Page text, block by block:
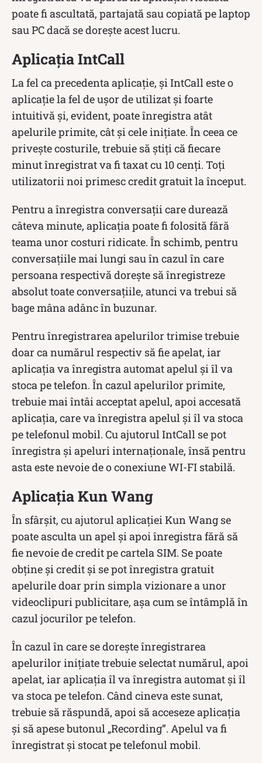
poate fi ascultată, partajată sau copiată pe laptop
sau PC dacă se dorește acest lucru.
Aplicația IntCall
La fel ca precedenta aplicație, și IntCall este o
aplicație la fel de ușor de utilizat și foarte
intuitivă și, evident, poate înregistra atât
apelurile primite, cât și cele inițiate. În ceea ce
privește costurile, trebuie să știți că fiecare
minut înregistrat va fi taxat cu 10 cenți. Toți
utilizatorii noi primesc credit gratuit la început.
Pentru a înregistra conversații care durează
câteva minute, aplicația poate fi folosită fără
teama unor costuri ridicate. În schimb, pentru
conversațiile mai lungi sau în cazul în care
persoana respectivă dorește să înregistreze
absolut toate conversațiile, atunci va trebui să
bage mâna adânc în buzunar.
Pentru înregistrarea apelurilor trimise trebuie
doar ca numărul respectiv să fie apelat, iar
aplicația va înregistra automat apelul și îl va
stoca pe telefon. În cazul apelurilor primite,
trebuie mai întâi acceptat apelul, apoi accesată
aplicația, care va înregistra apelul și îl va stoca
pe telefonul mobil. Cu ajutorul IntCall se pot
înregistra și apeluri internaționale, însă pentru
asta este nevoie de o conexiune WI-FI stabilă.
Aplicația Kun Wang
În sfârșit, cu ajutorul aplicației Kun Wang se
poate asculta un apel și apoi înregistra fără să
fie nevoie de credit pe cartela SIM. Se poate
obține și credit și se pot înregistra gratuit
apelurile doar prin simpla vizionare a unor
videoclipuri publicitare, așa cum se întâmplă în
cazul jocurilor pe telefon.
În cazul în care se dorește înregistrarea
apelurilor inițiate trebuie selectat numărul, apoi
apelat, iar aplicația îl va înregistra automat și îl
va stoca pe telefon. Când cineva este sunat,
trebuie să răspundă, apoi să acceseze aplicația
și să apese butonul „Recording”. Apelul va fi
înregistrat și stocat pe telefonul mobil.